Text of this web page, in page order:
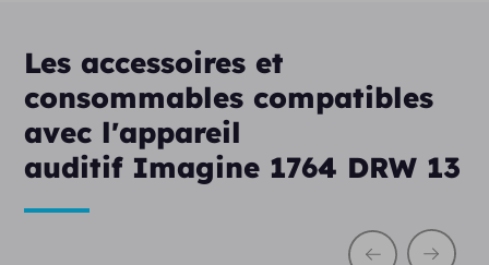
Les accessoires et
consommables compatibles
avec l'appareil
auditif Imagine 1764 DRW 13